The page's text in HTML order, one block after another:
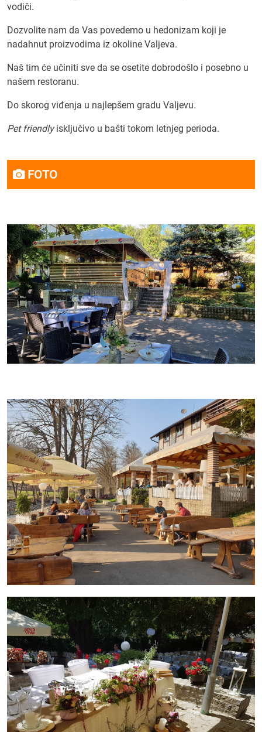
vodiči.
Dozvolite nam da Vas povedemo u hedonizam koji je
nadahnut proizvodima iz okoline Valjeva.
Naš tim će učiniti sve da se osetite dobrodošlo i posebno u
našem restoranu.
Do skorog viđenja u najlepšem gradu Valjevu.
Pet friendlyisključivo u bašti tokom letnjeg perioda.
FOTO